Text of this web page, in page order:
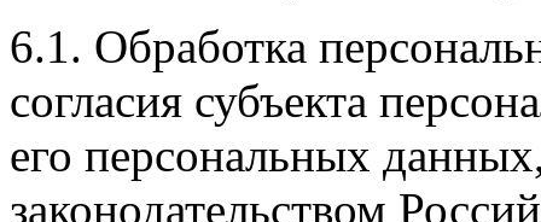
6.1. Обработка
согласия субъекта
его персональных
законодательством